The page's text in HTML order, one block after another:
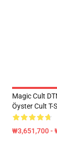
Magic Cult
Öyster Cult T-
₩3,651,700 -